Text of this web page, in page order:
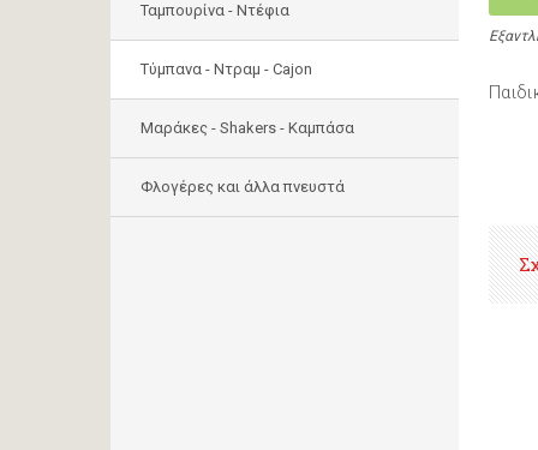
Ταμπουρίνα - Ντέφια
Τύμπανα - Ντραμ - Cajon
Μαράκες - Shakers - Kαμπάσα
Φλογέρες και άλλα πνευστά